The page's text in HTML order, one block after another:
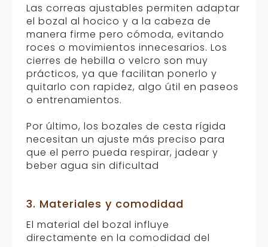
Las correas ajustables permiten adaptar
el bozal al hocico y a la cabeza de
manera firme pero cómoda, evitando
roces o movimientos innecesarios. Los
cierres de hebilla o velcro son muy
prácticos, ya que facilitan ponerlo y
quitarlo con rapidez, algo útil en paseos
o entrenamientos.
Por último, los bozales de cesta rígida
necesitan un ajuste más preciso para
que el perro pueda respirar, jadear y
beber agua sin dificultad
3. Materiales y comodidad
El material del bozal influye
directamente en la comodidad del